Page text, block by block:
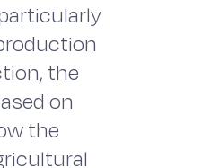
the
on
the